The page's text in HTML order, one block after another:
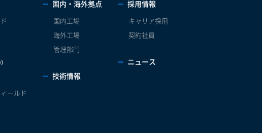
ールド
国内・海外拠点
国内工場
海外工場
管理部門
技術情報
採用情報
キャリア採用
契約社員
ニュース